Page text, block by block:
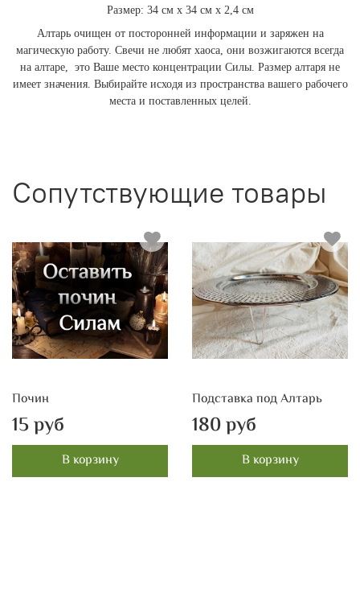
Размер: 34 см х 34 см х 2,4 см
Алтарь очищен от посторонней информации и заряжен на
магическую работу. Свечи не любят хаоса, они возжигаются всегда
на алтаре, это Ваше место концентрации Силы. Размер алтаря не
имеет значения. Выбирайте исходя из пространства вашего рабочего
места и поставленных целей.
Сопутствующие товары
Почин
15 руб
В корзину
Подставка под Алтарь
180 руб
В корзину